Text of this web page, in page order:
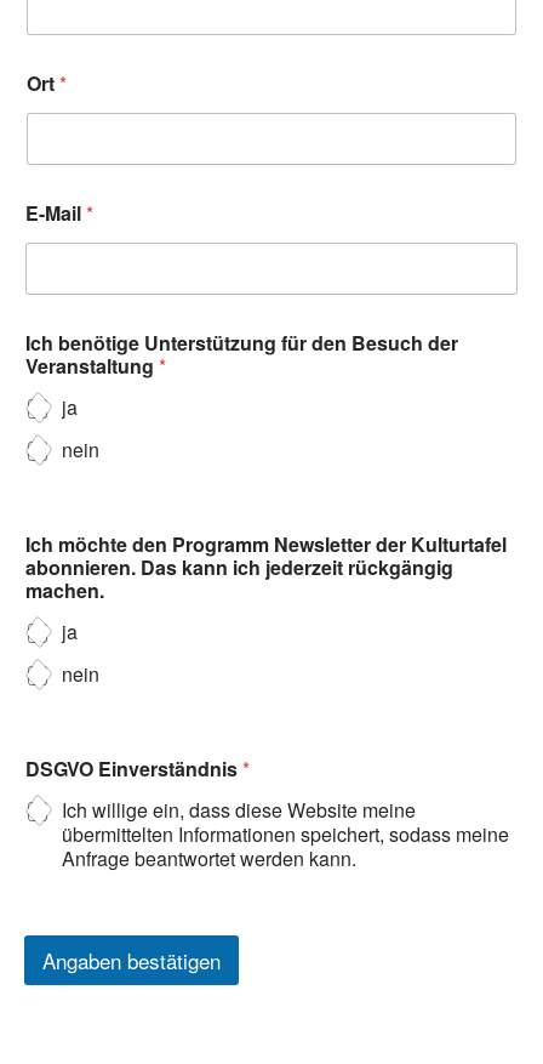
Ort*
E-Mail*
Ich benötige Unterstützung für den Besuch der
Veranstaltung *
ja
nein
Ich möchte den Programm Newsletter der Kulturtafel
abonnieren. Das kann ich jederzeit rückgängig
machen.
ja
nein
DSGVO Einverständnis*
Ich willige ein, dass diese Website meine
übermittelten Informationen speichert, sodass meine
Anfrage beantwortet werden kann.
Angaben bestätigen